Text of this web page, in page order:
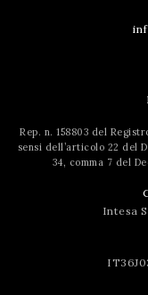
Rep. n. 158803 del
sensi dell’articolo 22 del
34, comma 7 del
Intesa